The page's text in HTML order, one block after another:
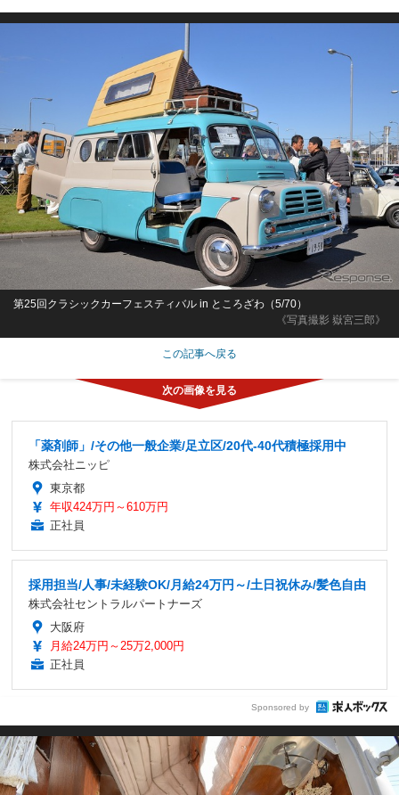
《写真撮影 嶽宮三郎》
第25回クラシックカーフェスティバル in ところざわ（5/70）
この記事へ戻る
「薬剤師」/その他一般企業/足立区/20代-40代積極採用中
株式会社ニッピ
東京都
年収424万円～610万円
正社員
採用担当/人事/未経験OK/月給24万円～/土日祝休み/髪色自由
株式会社セントラルパートナーズ
大阪府
月給24万円～25万2,000円
正社員
Sponsored by